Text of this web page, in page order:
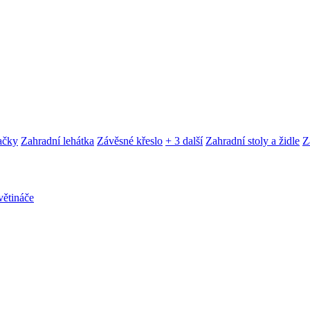
Zahradní lehátka Závěsné křeslo + 3 další Zahradní stoly a židle